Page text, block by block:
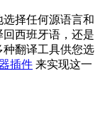
择任何源语言和
西班牙语，还是
种翻译工具供您选
插件 来实现这一